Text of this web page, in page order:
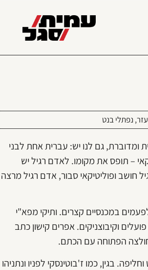
, נפתלי בנט
ומדוברת, גם לנו יש: עברית אחת לבני
– תופס את מקומו. לאדם רגיל יש
חושב ופוליטיקאי סבור, אדם רגיל מרצה
במכנסיים קצרים. ותיקי מפא"י
וקיבוצניקים. אפרים קישון כתב
הפתוחה עם הכתם.
בגין, כמו ז'בוטינסקי לפניו ונתניהו